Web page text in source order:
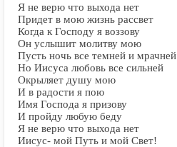
Я не верю что выхода нет
Придет в мою жизнь рассвет
Когда к Господу я воззову
Он услышит молитву мою
Пусть ночь все темней и мрачней
Но Иисуса любовь все сильней
Окрыляет душу мою
И в радости я пою
Имя Господа я призову
И пройду любую беду
Я не верю что выхода нет
Иисус- мой Путь и мой Свет!